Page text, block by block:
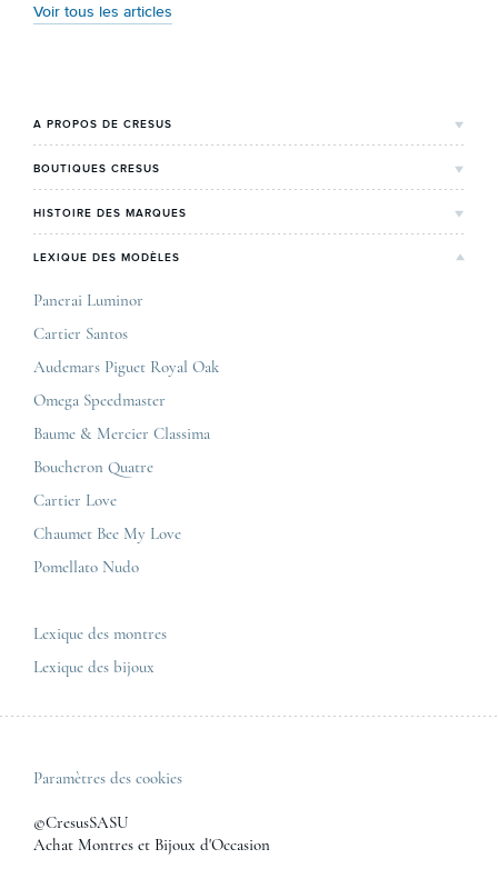
Voir tous les articles
métallurgique à la réinterprétation esthétique
A PROPOS DE CRESUS
L'Histoire de Cresus
Notre expertise
On parle de nous
Carrières
Conditions générales de vente
Mentions légales
Politique de confidentialité
Plan du site
Nous contacter
BOUTIQUES CRESUS
Lyon
Corner Maty Nantes
Corner Maty Strasbourg
Corner Maty Toulouse
Corner Maty Besançon Kennedy
HISTOIRE DES MARQUES
Rolex
Omega
IWC
Zénith
Tous les modèles de luxe
LEXIQUE DES MODÈLES
Panerai Luminor
Cartier Santos
Audemars Piguet Royal Oak
Omega Speedmaster
Baume & Mercier Classima
Boucheron Quatre
Cartier Love
Chaumet Bee My Love
Pomellato Nudo
Lexique des montres
Lexique des bijoux
Paramètres des cookies
©CresusSASU
Achat Montres et Bijoux d'Occasion